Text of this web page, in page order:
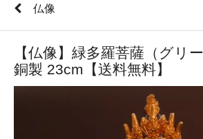
仏像
【仏像】緑多羅菩薩（グリ
銅製 23cm【送料無料】